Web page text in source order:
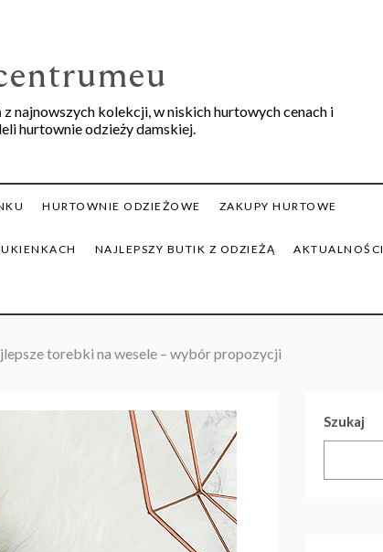
najnowszych kolekcji, w niskich hurtowych cenach i
hurtownie odzieży damskiej.
HURTOWNIE ODZIEŻOWE ZAKUPY HURTOWE
NAJLEPSZY BUTIK Z ODZIEŻĄ AKTUALNOŚCI
torebki na wesele – wybór propozycji
Szukaj